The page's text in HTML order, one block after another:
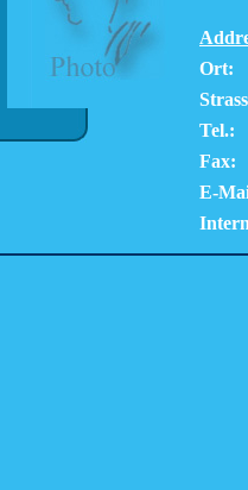
Ort:
Tel.:
Fax:
E-